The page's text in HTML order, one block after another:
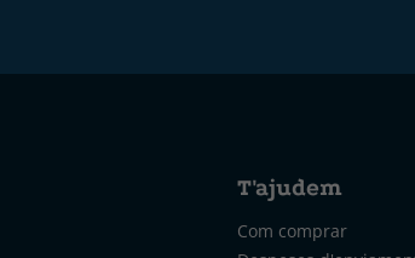
T'ajudem
Com comprar